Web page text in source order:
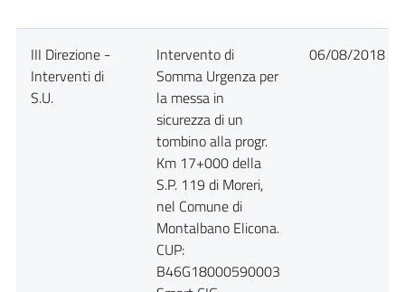
III Direzione -
Interventi di
S.U.
Intervento di
Somma Urgenza per
la messa in
sicurezza di un
tombino alla progr.
Km 17+000 della
S.P. 119 di Moreri,
nel Comune di
Montalbano Elicona.
CUP:
B46G18000590003
06/08/2018